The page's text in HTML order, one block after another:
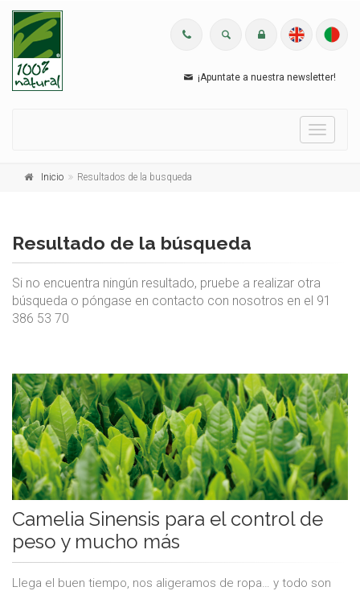
¡Apuntate a nuestra newsletter!
Menu
Inicio Resultados de la busqueda
Resultado de la búsqueda
Si no encuentra ningún resultado, pruebe a realizar otra
búsqueda o póngase en contacto con nosotros en el 91
386 53 70
Camelia Sinensis para el control de
peso y mucho más
Llega el buen tiempo, nos aligeramos de ropa… y todo son